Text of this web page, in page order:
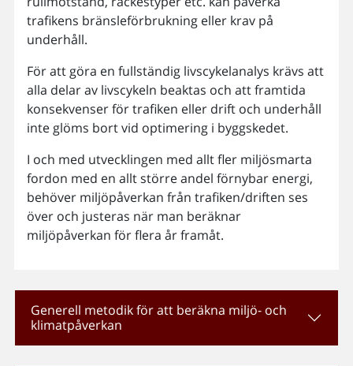
trafikens bränsleförbrukning eller krav på
underhåll.
För att göra en fullständig livscykelanalys krävs att
alla delar av livscykeln beaktas och att framtida
konsekvenser för trafiken eller drift och underhåll
inte glöms bort vid optimering i byggskedet.
I och med utvecklingen med allt fler miljösmarta
fordon med en allt större andel förnybar energi,
behöver miljöpåverkan från trafiken/driften ses
över och justeras när man beräknar
miljöpåverkan för flera år framåt.
Generell metodik för att beräkna miljö- och
klimatpåverkan